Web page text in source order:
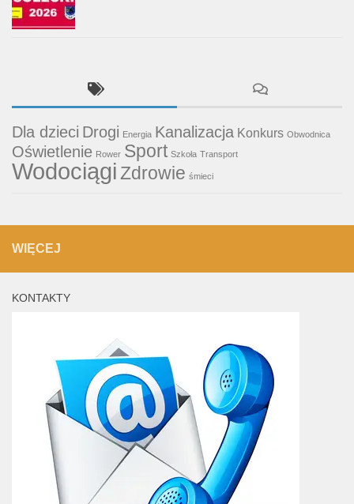
Dla dzieci Drogi Energia Kanalizacja Konkurs Obwodnica
Oświetlenie Rower Sport Szkoła Transport
WodociągiZdrowie śmieci
WIĘCEJ
KONTAKTY